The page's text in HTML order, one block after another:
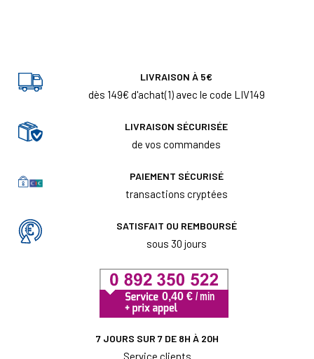
LIVRAISON À 5€
dès 149€ d'achat(1) avec le code LIV149
LIVRAISON SÉCURISÉE
de vos commandes
PAIEMENT SÉCURISÉ
transactions cryptées
SATISFAIT OU REMBOURSÉ
sous 30 jours
7 JOURS SUR 7 DE 8H À 20H
Service clients